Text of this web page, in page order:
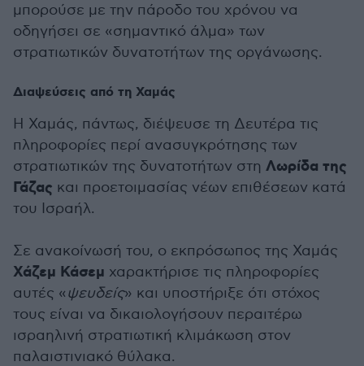
μπορούσε με την πάροδο του χρόνου να
οδηγήσει σε «σημαντικό άλμα» των
στρατιωτικών δυνατοτήτων της οργάνωσης.
Διαψεύσεις από τη Χαμάς
Η Χαμάς, πάντως, διέψευσε τη Δευτέρα τις
πληροφορίες περί ανασυγκρότησης των
στρατιωτικών της δυνατοτήτων στη Λωρίδα της
Γάζας και προετοιμασίας νέων επιθέσεων κατά
του Ισραήλ.
Σε ανακοίνωσή του, ο εκπρόσωπος της Χαμάς
Χάζεμ Κάσεμ χαρακτήρισε τις πληροφορίες
αυτές «ψευδείς» και υποστήριξε ότι στόχος
τους είναι να δικαιολογήσουν περαιτέρω
ισραηλινή στρατιωτική κλιμάκωση στον
παλαιστινιακό θύλακα.